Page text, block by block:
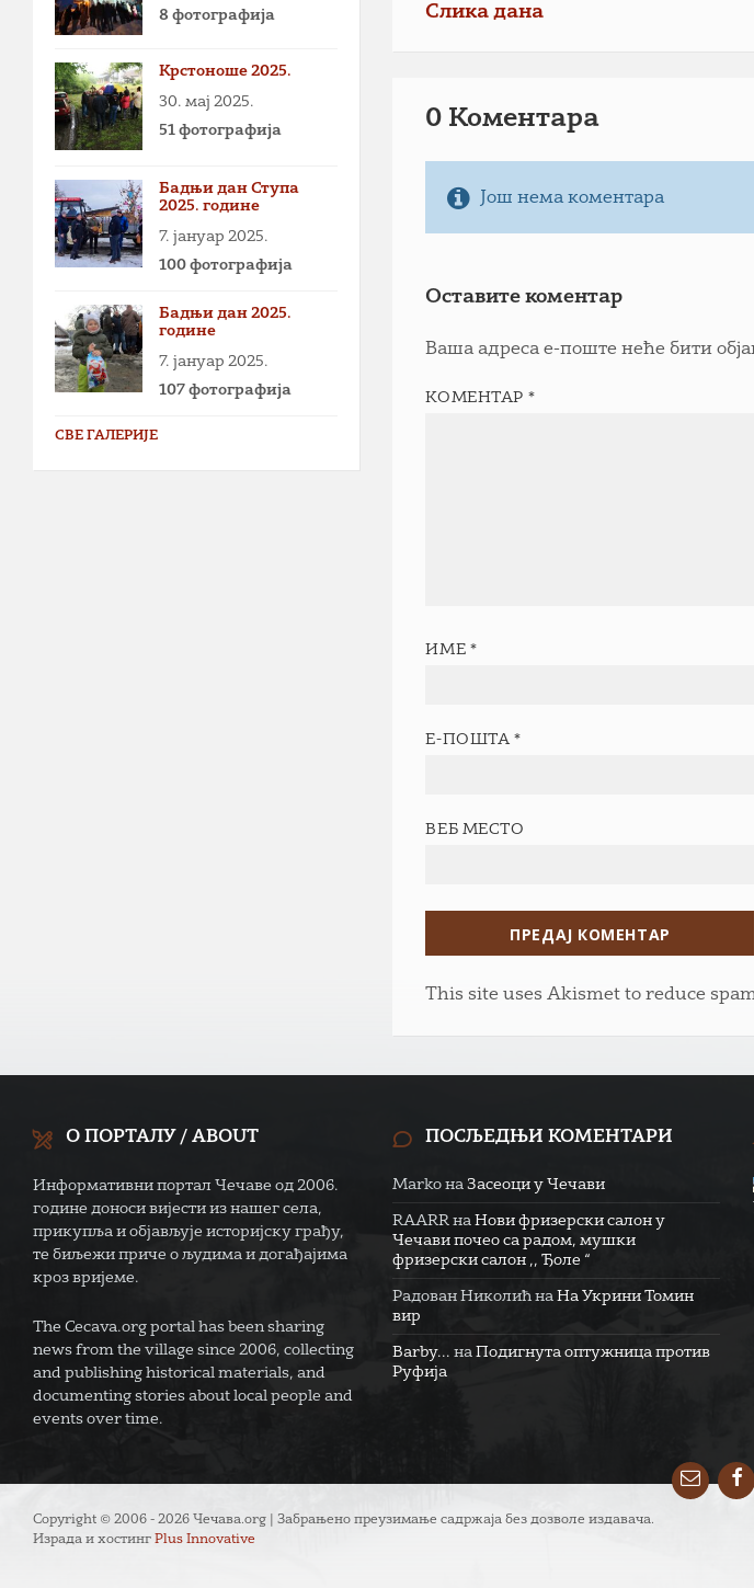
Слика дана
0 Коментарa
Још нема коментара
Оставите коментар
Ваша адреса е-поште неће бити
КОМЕНТАР *
ИМЕ *
Е-ПОШТА *
ВЕБ МЕСТО
This site uses Akismet to reduce
8 фотографија
Крстоноше 2025.
30. мај 2025.
51 фотографија
Бадњи дан Ступа
2025. године
7. јануар 2025.
100 фотографија
Бадњи дан 2025.
године
7. јануар 2025.
107 фотографија
СВЕ ГАЛЕРИЈЕ
О ПОРТАЛУ / ABOUT
Информативни портал Чечаве од 2006.
године доноси вијести из нашег села,
прикупља и објављује историјску грађу,
те биљежи приче о људима и догађајима
кроз вријеме.
The Cecava.org portal has been sharing
news from the village since 2006, collecting
and publishing historical materials, and
documenting stories about local people and
events over time.
ПОСЉЕДЊИ КОМЕНТАРИ
Marko наЗасеоци у Чечави
RAARR наНови фризерски салон у
Чечави почео са радом, мушки
фризерски салон ,, Ђоле “
Радован Николић наНа Укрини Томин
вир
Barby... наПодигнута оптужница против
Руфија
Email
Copyright © 2006 - 2026 Чечава.org | Забрањено преузимање садржаја без дозволе издавача.
Израда и хостинг Plus Innovative